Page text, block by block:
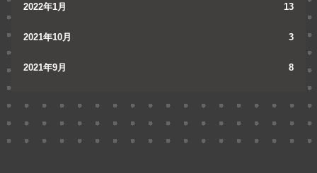
2022年1月 13
2021年10月 3
2021年9月 8